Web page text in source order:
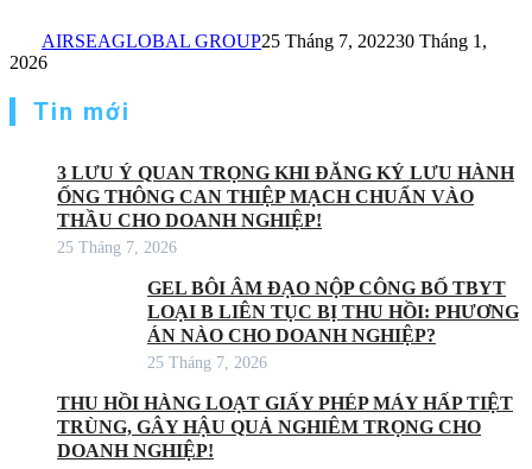
AIRSEAGLOBAL GROUP25 Tháng 7, 202230 Tháng 1,
2026
Tin mới
3 LƯU Ý QUAN TRỌNG KHI ĐĂNG KÝ LƯU HÀNH
ỐNG THÔNG CAN THIỆP MẠCH CHUẨN VÀO
THẦU CHO DOANH NGHIỆP!
25 Tháng 7, 2026
GEL BÔI ÂM ĐẠO NỘP CÔNG BỐ TBYT
LOẠI B LIÊN TỤC BỊ THU HỒI: PHƯƠNG
ÁN NÀO CHO DOANH NGHIỆP?
25 Tháng 7, 2026
THU HỒI HÀNG LOẠT GIẤY PHÉP MÁY HẤP TIỆT
TRÙNG, GÂY HẬU QUẢ NGHIÊM TRỌNG CHO
DOANH NGHIỆP!